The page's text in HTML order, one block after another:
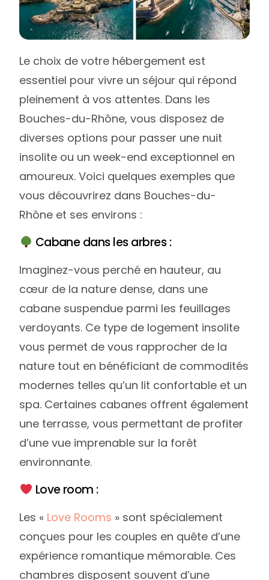
Le choix de votre hébergement est
essentiel pour vivre un séjour qui répond
pleinement à vos attentes. Dans les
Bouches-du-Rhône, vous disposez de
diverses options pour passer une nuit
insolite ou un week-end exceptionnel en
amoureux. Voici quelques exemples que
vous découvrirez dans Bouches-du-
Rhône et ses environs :
Cabane dans les arbres :
Imaginez-vous perché en hauteur, au
cœur de la nature dense, dans une
cabane suspendue parmi les feuillages
verdoyants. Ce type de logement insolite
vous permet de vous rapprocher de la
nature tout en bénéficiant de commodités
modernes telles qu’un lit confortable et un
spa. Certaines cabanes offrent également
une terrasse, vous permettant de profiter
d’une vue imprenable sur la forêt
environnante.
Love room :
Les « Love Rooms » sont spécialement
conçues pour les couples en quête d’une
expérience romantique mémorable. Ces
chambres disposent souvent d’une